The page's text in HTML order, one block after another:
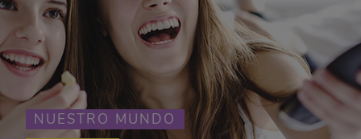
NUESTRO MUNDO